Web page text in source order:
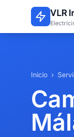
Saltar al contenido
VLR
Inicio ›